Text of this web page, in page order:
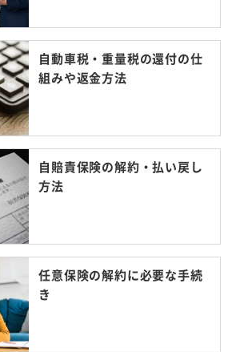
自動車税・重量税の還付の仕
組みや返金方法
自賠責保険の解約・払い戻し
方法
任意保険の解約に必要な手続
き